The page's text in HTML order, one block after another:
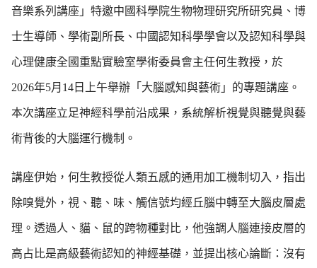
音樂系列講座」特邀中國科學院生物物理研究所研究員、博
士生導師、學術副所長、中國認知科學學會以及認知科學與
心理健康全國重點實驗室學術委員會主任何生教授，於
2026年5月14日上午舉辦「大腦感知與藝術」的專題講座。
本次講座立足神經科學前沿成果，系統解析視覺與聽覺與藝
術背後的大腦運行機制。
講座伊始，何生教授從人類五感的通用加工機制切入，指出
除嗅覺外，視、聽、味、觸信號均經丘腦中轉至大腦皮層處
理。透過人、貓、鼠的跨物種對比，他強調人腦連接皮層的
高占比是高級藝術認知的神經基礎，並提出核心論斷：沒有